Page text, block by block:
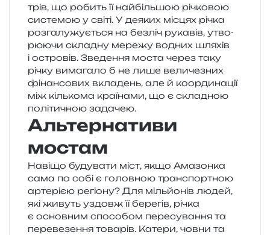
трів, що робить її най­біль­шою річко­вою
систе­мою у світі. У деяких місцях річка
роз­га­лу­жу­є­ться на без­ліч рука­вів, утво­
рю­ю­чи скла­дну мере­жу водних шля­хів
і остро­вів. Зведення моста через таку
річку вима­га­ло б не лише вели­че­зних
фінан­со­вих вкла­день, але й коор­ди­на­ції
між кіль­ко­ма кра­ї­на­ми, що є скла­дною
полі­ти­чною задачею.
Альтернативи
мостам
Навіщо буду­ва­ти міст, якщо Амазонка
сама по собі є голов­ною транс­порт­ною
арте­рі­єю регіо­ну? Для міль­йо­нів людей,
які живуть уздовж її бере­гів, річка
є основ­ним спосо­бом пере­су­ва­н­ня та
пере­ве­зе­н­ня това­рів. Катери, човни та